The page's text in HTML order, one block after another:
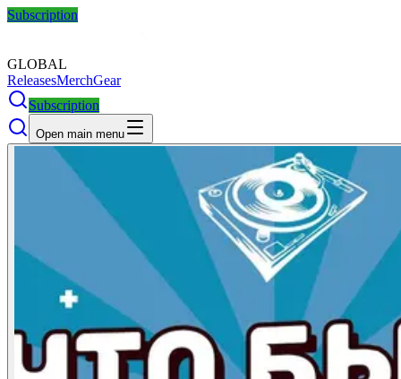
Subscription
GLOBAL
ReleasesMerchGear
Subscription
Open main menu